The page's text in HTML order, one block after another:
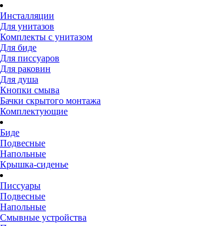
Инсталляции
Для унитазов
Комплекты с унитазом
Для биде
Для писсуаров
Для раковин
Для душа
Кнопки смыва
Бачки скрытого монтажа
Комплектующие
Биде
Подвесные
Напольные
Крышка-сиденье
Писсуары
Подвесные
Напольные
Смывные устройства